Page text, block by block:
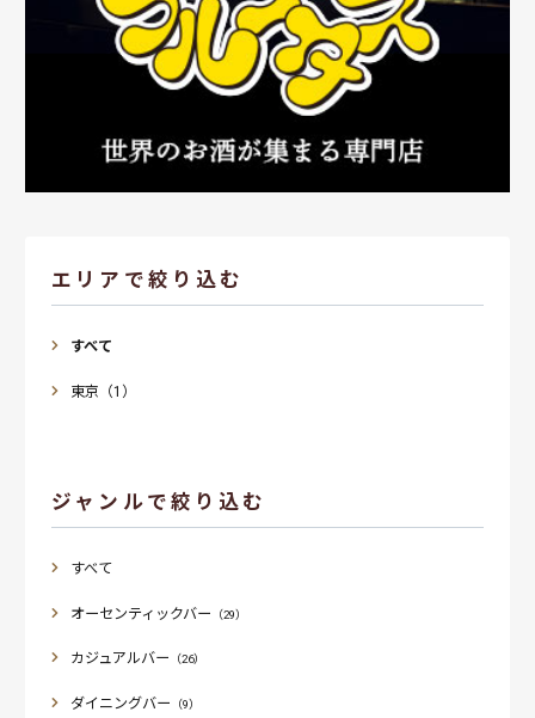
エリアで絞り込む
すべて
東京（1）
ジャンルで絞り込む
すべて
オーセンティックバー （29）
カジュアルバー （26）
ダイニングバー （9）